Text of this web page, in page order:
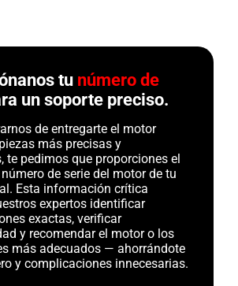
tu número de
un soporte preciso.
de entregarte el motor
más precisas y
te pedimos que proporciones el
de serie del motor de tu
Esta información crítica
expertos identificar
exactas, verificar
y recomendar el motor o los
más adecuados — ahorrándote
y complicaciones innecesarias.